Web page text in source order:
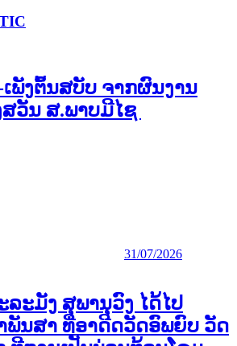
ພັງຕົ້ນສບັບ ຈາກຜົນງານ
ສວັນ ສ.ພາບມີໄຊ
31/07/2026
ລະມັງ ສຸພານຸວົງ ໄດ້ໄປ
ພັນສາ ທີ່ອາດີດວັດອົພຍົບ ວັດ